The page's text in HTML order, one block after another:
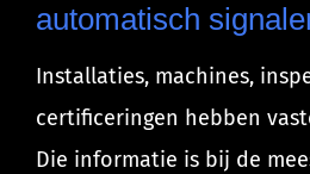
automatisch
Installaties, machines,
certificeringen hebben
Die informatie is bij de